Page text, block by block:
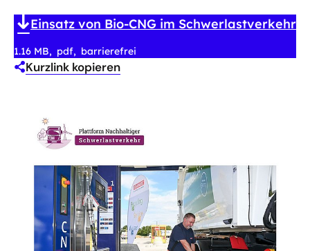
Einsatz von Bio-CNG im Schwerlastverkehr
1.16 MB pdf barrierefrei
Kurzlink kopieren